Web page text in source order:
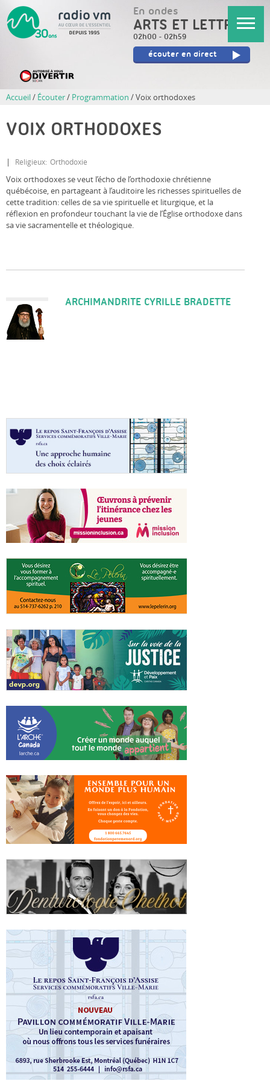
au
contenu
En ondes
ARTS ET LETTRES
02h00 - 02h59
écouter en direct
Accueil/ Écouter/ Programmation /Voix orthodoxes
VOIX ORTHODOXES
Religieux Orthodoxie
Voix orthodoxes se veut l’écho de l’orthodoxie chrétienne
québécoise, en partageant à l’auditoire les richesses spirituelles de
cette tradition: celles de sa vie spirituelle et liturgique, et la
réflexion en profondeur touchant la vie de l’Église orthodoxe dans
sa vie sacramentelle et théologique.
ARCHIMANDRITE CYRILLE BRADETTE